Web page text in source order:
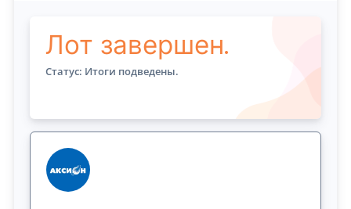
Лот завершен.
Статус: Итоги подведены.